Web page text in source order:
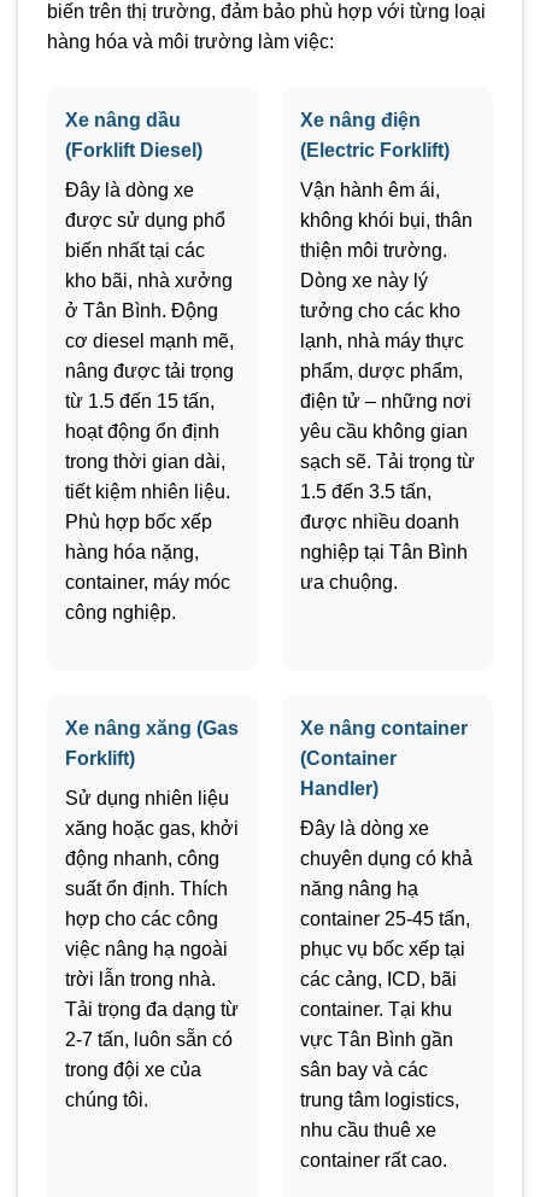
biến trên thị trường, đảm bảo phù hợp với từng loại
hàng hóa và môi trường làm việc:
Xe nâng dầu
(Forklift Diesel)
Đây là dòng xe
được sử dụng phổ
biến nhất tại các
kho bãi, nhà xưởng
ở Tân Bình. Động
cơ diesel mạnh mẽ,
nâng được tải trọng
từ 1.5 đến 15 tấn,
hoạt động ổn định
trong thời gian dài,
tiết kiệm nhiên liệu.
Phù hợp bốc xếp
hàng hóa nặng,
container, máy móc
công nghiệp.
Xe nâng điện
(Electric Forklift)
Vận hành êm ái,
không khói bụi, thân
thiện môi trường.
Dòng xe này lý
tưởng cho các kho
lạnh, nhà máy thực
phẩm, dược phẩm,
điện tử – những nơi
yêu cầu không gian
sạch sẽ. Tải trọng từ
1.5 đến 3.5 tấn,
được nhiều doanh
nghiệp tại Tân Bình
ưa chuộng.
Xe nâng xăng (Gas
Forklift)
Sử dụng nhiên liệu
xăng hoặc gas, khởi
động nhanh, công
suất ổn định. Thích
hợp cho các công
việc nâng hạ ngoài
trời lẫn trong nhà.
Tải trọng đa dạng từ
2-7 tấn, luôn sẵn có
trong đội xe của
chúng tôi.
Xe nâng container
(Container
Handler)
Đây là dòng xe
chuyên dụng có khả
năng nâng hạ
container 25-45 tấn,
phục vụ bốc xếp tại
các cảng, ICD, bãi
container. Tại khu
vực Tân Bình gần
sân bay và các
trung tâm logistics,
nhu cầu thuê xe
container rất cao.